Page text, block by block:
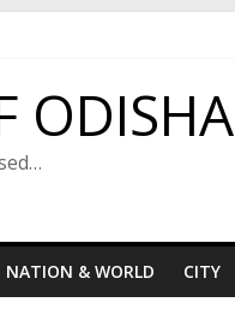
ODISHA
NATION & WORLD CITY